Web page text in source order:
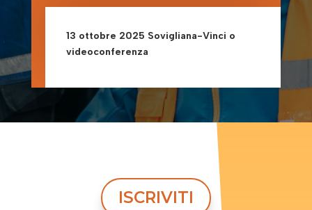
13 ottobre 2025 Sovigliana-Vinci o
videoconferenza
ISCRIVITI